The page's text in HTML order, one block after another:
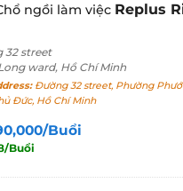
ngồi làm việc Replus
32 street
ward, Hồ Chí Minh
Đường 32 street, Phường
Đức, Hồ Chí Minh
Buổi
Buổi